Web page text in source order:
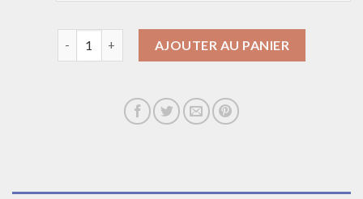
AJOUTER AU PANIER